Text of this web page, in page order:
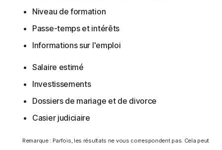
Niveau de formation
Passe-temps et intérêts
Informations sur l'emploi
Salaire estimé
Investissements
Dossiers de mariage et de divorce
Casier judiciaire
Remarque : Parfois, les résultats ne vous correspondent pas. Cela peut